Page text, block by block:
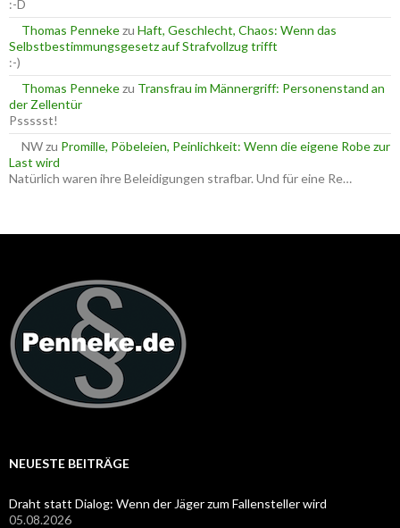
:-D
Thomas Pennekezu Haft, Geschlecht, Chaos: Wenn das
Selbstbestimmungsgesetz auf Strafvollzug trifft
:-)
Thomas Pennekezu Transfrau im Männergriff: Personenstand an
der Zellentür
Pssssst!
NWzu Promille, Pöbeleien, Peinlichkeit: Wenn die eigene Robe zur
Last wird
Natürlich waren ihre Beleidigungen strafbar. Und für eine Re…
NEUESTE BEITRÄGE
Draht statt Dialog: Wenn der Jäger zum Fallensteller wird
05.08.2026